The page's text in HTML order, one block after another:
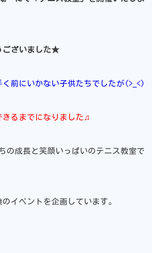
ございました★
前にいかない子供たちでしたが(>_<)
るまでになりました♫
の成長と笑顔いっぱいのテニス教室で
イベントを企画しています。